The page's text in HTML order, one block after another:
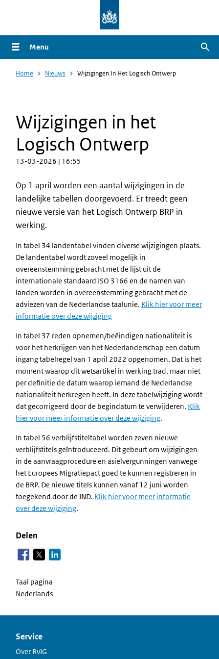
naar
de
gaan
Menu
Home Nieuws Wijzigingen In Het Logisch Ontwerp
Wijzigingen in het
Logisch Ontwerp
13-03-2026 | 16:55
Op 1 april worden een aantal wijzigingen in de
landelijke tabellen doorgevoerd. Er treedt geen
nieuwe versie van het Logisch Ontwerp BRP in
werking.
In tabel 34 landentabel vinden diverse wijzigingen plaats.
De landentabel wordt zoveel mogelijk in
overeenstemming gebracht met de lijst uit de
internationale standaard ISO 3166 en de namen van
landen worden in overeenstemming gebracht met de
adviezen van de Nederlandse taalunie. Klik hier voor meer
informatie over deze wijziging
In tabel 37 reden opnemen/beëindigen nationaliteit is
voor het herkrijgen van het Nederlanderschap een datum
ingang tabelregel van 1 april 2022 opgenomen. Dat is het
moment waarop dit wetsartikel in werking trad, maar niet
per definitie de datum waarop iemand de Nederlandse
nationaliteit herkregen heeft. In deze tabelwijziging wordt
dat gecorrigeerd door de begindatum te verwijderen. Klik
hier voor meer informatie over deze wijziging.
In tabel 56 verblijfstiteltabel worden zeven nieuwe
verblijfstitels geïntroduceerd. Dit gebeurt om wijzigingen
in de aanvraagprocedure en asielvergunningen vanwege
het Europees Migratiepact goed te kunnen registreren in
de BRP. De nieuwe titels kunnen vanaf 12 juni worden
toegekend door de IND. Klik hier voor meer informatie
over deze wijziging.
Delen
Taal pagina
Nederlands
Service
Over RvIG